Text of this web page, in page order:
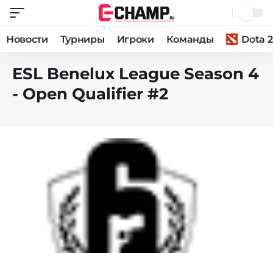
Новости Турниры Игроки Команды Dota 2
ESL Benelux League Season 4
- Open Qualifier #2